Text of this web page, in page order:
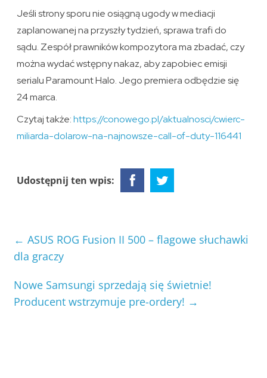
Jeśli strony sporu nie osiągną ugody w mediacji
zaplanowanej na przyszły tydzień, sprawa trafi do
sądu. Zespół prawników kompozytora ma zbadać, czy
można wydać wstępny nakaz, aby zapobiec emisji
serialu Paramount Halo. Jego premiera odbędzie się
24 marca.
Czytaj także:https://conowego.pl/aktualnosci/cwierc-
miliarda-dolarow-na-najnowsze-call-of-duty-116441
Udostępnij ten wpis:
← ASUS ROG Fusion II 500 – flagowe słuchawki
dla graczy
Nowe Samsungi sprzedają się świetnie!
Producent wstrzymuje pre-ordery! →